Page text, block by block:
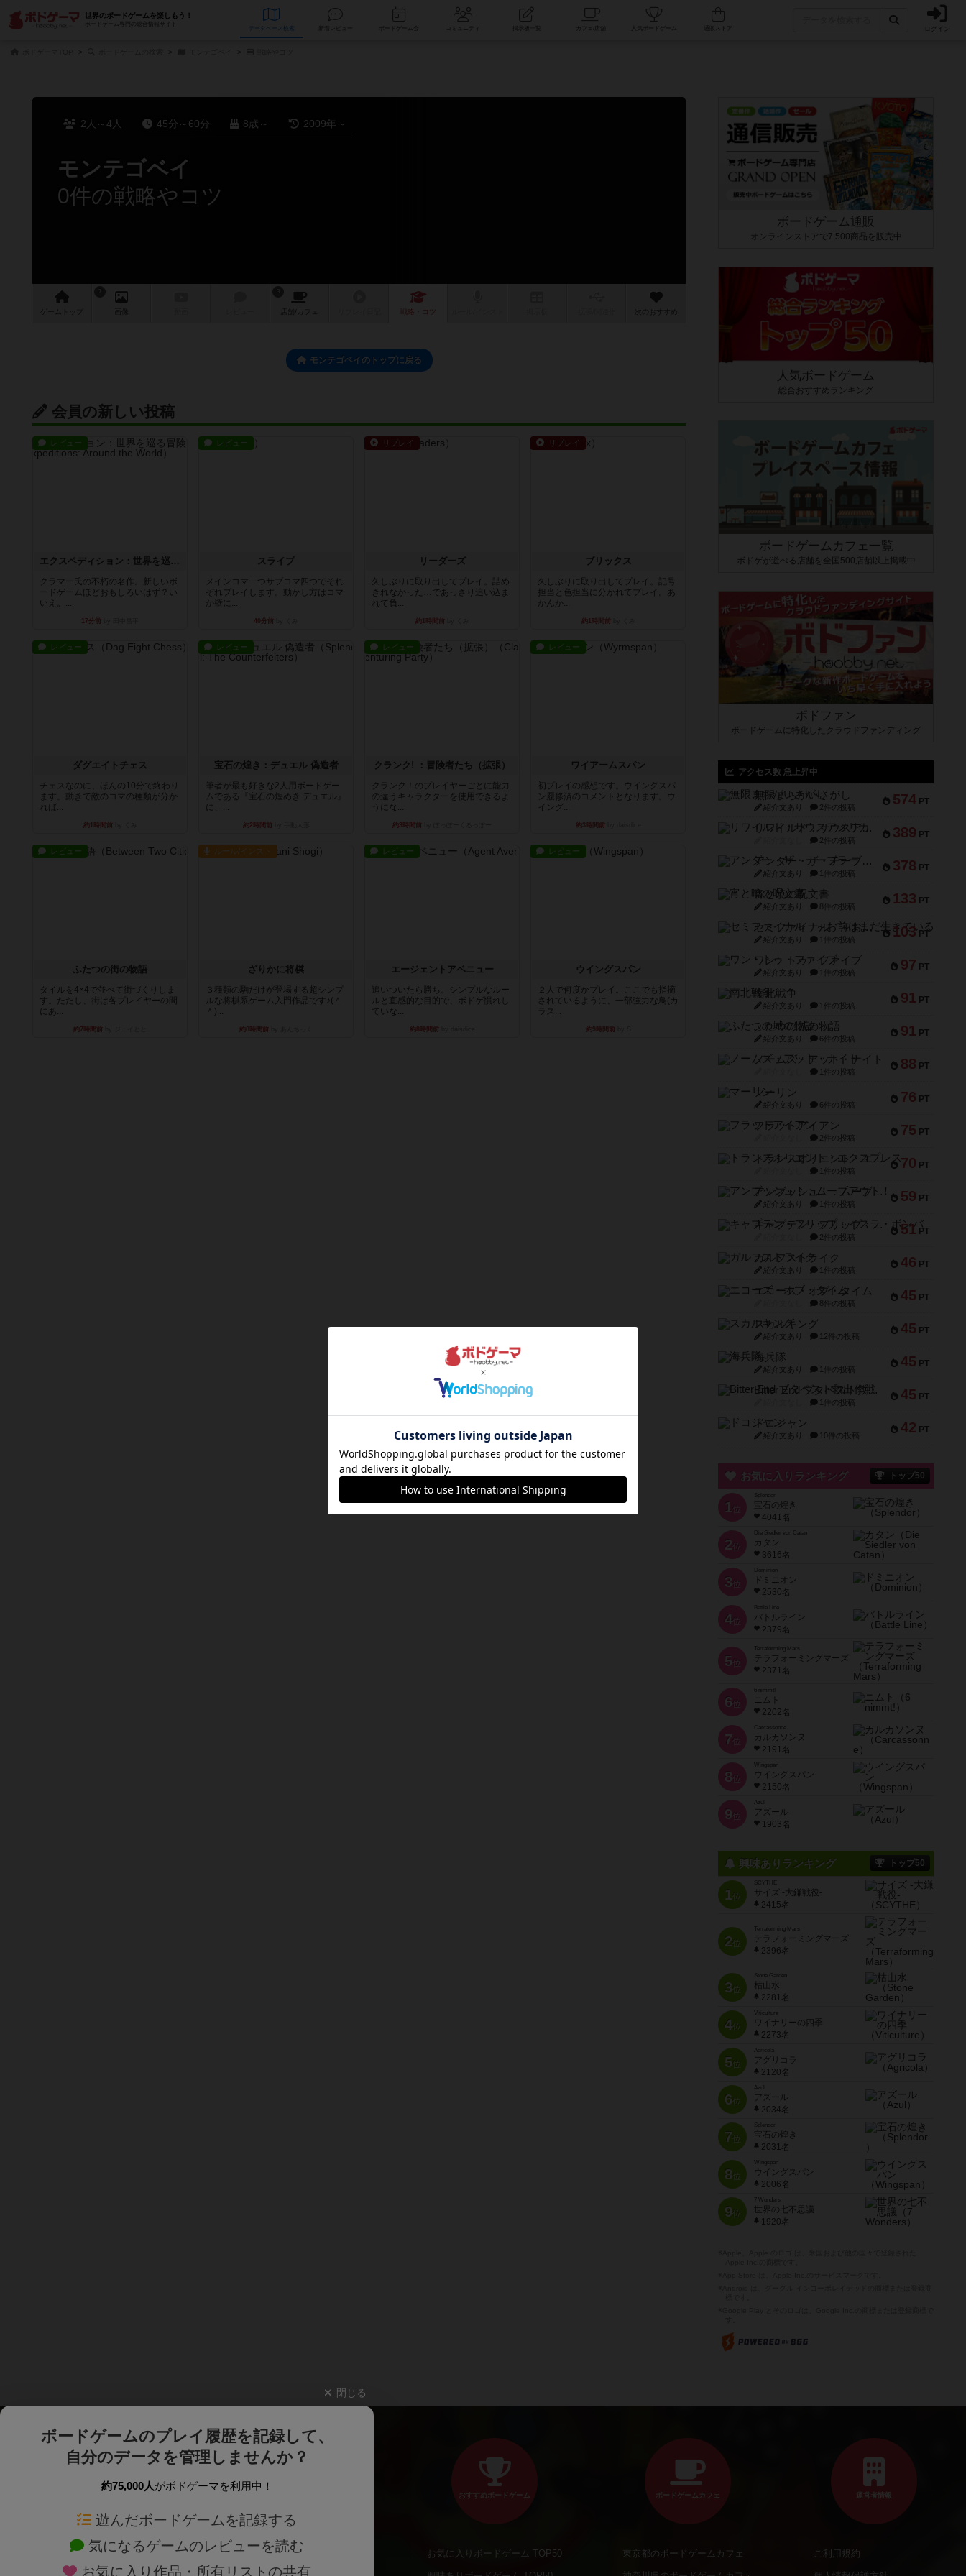
世界のボードゲームを楽しもう！
ボードゲーム専門の総合情報サイト
データベース コミュニティ 人気ボードゲーム ログイン
2人～4人 45分～60分 8歳～ 2009年～
モンテゴベイ
0件の戦略やコツ
ゲーム 画像 店舗/ カフェ 戦略 ・コツ 次のおすすめ
モンテゴベイのトップに戻る
会員の新しい投稿
レビュー
エクスペディション：世界を巡る冒険
クラマー氏の不朽の名作。新しいボ
ードゲームほどおもしろいはず？い
いえ。...
17分前
レビュー
スライプ
メインコマ一つサブコマ四つでそれ
ぞれプレイします。動かし方はコマ
か壁に...
40分前
リプレイ
リーダーズ
久しぶりに取り出してプレイ。詰め
きれなかった…であっさり追い込ま
れて負...
約1時間前
リプレイ
ブリックス
久しぶりに取り出してプレイ。記号
担当と色担当に分かれてプレイ。あ
かんか...
約1時間前
レビュー
ダグエイトチェス
チェスなのに、ほんの10分で終わり
ます。動きで敵のコマの種類が分か
れば...
約1時間前
レビュー
宝石の煌き：デュエル 偽造者
筆者が最も好きな2人用ボードゲー
ムである『宝石の煌めき デュエル』
に、...
約2時間前
レビュー
クランク! ：冒険者たち（拡張）
クランク！のプレイヤーごとに能力
の違うキャラクターを使用できるよ
うにな...
約3時間前
レビュー
ワイアームスパン
初プレイの感想です。ウイングスパ
ン履修済のコメントとなります。ウ
イング...
約3時間前
レビュー
ふたつの街の物語
タイルを4×4で並べて街づくりしま
す。ただし、街は各プレイヤーの間
にあ...
約7時間前
ルール/インスト
ざりかに将棋
３種類の駒だけが登場する超シンプ
ルな将棋系ゲーム入門作品です♪(＾
＾)...
約8時間前
レビュー
エージェントアベニュー
追いついたら勝ち。シンプルなルー
ルと直感的な目的で、ボドゲ慣れし
ていな...
約8時間前
レビュー
ウイングスパン
２人で何度かプレイ。ここでも指摘
されているように、一部強力な鳥(カ
ラス...
約9時間前
ボードゲーム通販
オンラインストアで7,500商品を販売中
人気ボードゲーム
総合おすすめランキング
ボードゲームカフェ一覧
ボドゲが遊べる店舗を全国500店舗以上掲載中
ボドファン
ボードゲームに特化したクラウドファンディング
アクセス数 急上昇中
574 PT
無限まちがいさがし
紹介文あり 2件の投稿
389 PT
リワイルド：サウスアメリカ
2件の投稿
378 PT
アンダー・ザ・テーブラー
紹介文あり 1件の投稿
133 PT
宵と暁の呪文書
紹介文あり 8件の投稿
103 PT
セミファイナル ～お前はまだ生きている～
紹介文あり 1件の投稿
97 PT
ワン・トゥ・ファイブ
紹介文あり 1件の投稿
91 PT
南北戦争
紹介文あり 1件の投稿
91 PT
ふたつの城の物語
紹介文あり 6件の投稿
88 PT
ノームズ・アット・ナイト
1件の投稿
76 PT
マーリン
紹介文あり 6件の投稿
75 PT
フラットアイアン
2件の投稿
70 PT
トランスオリエント・エクスプレス
1件の投稿
59 PT
アンブッシュ！：ムーブアウト！
紹介文あり 1件の投稿
51 PT
キャプテン・フリップ：イスラ・ボンバ
2件の投稿
46 PT
ガルフストライク
紹介文あり 1件の投稿
45 PT
エコーズ・オブ・タイム
8件の投稿
45 PT
スカルキング
紹介文あり 12件の投稿
45 PT
海兵隊
紹介文あり 1件の投稿
45 PT
Bitter End ブタペスト救出作戦
1件の投稿
42 PT
ドコジャン
紹介文あり 10件の投稿
お気に入りランキング トップ50
1 位
宝石の煌き
4041名
2 位
Die Siedler von Catan
カタン
3616名
3 位
ドミニオン
2530名
4位
Battle Line
バトルライン
2379名
5 位
Terraforming Mars
テラフォーミングマーズ
2371名
6 位
ニムト
2202名
7 位
Carcassonne
カルカソンヌ
2191名
8 位
Wingspan
ウイングスパン
2150名
9 位
Azul
アズール
1903名
興味ありランキング トップ50
1位
SCYTHE
サイズ -大鎌戦役-
2415名
2位
Terraforming Mars
テラフォーミングマーズ
2396名
3位
Stone Garden
枯山水
2281名
4位
Viticulture
ワイナリーの四季
2273名
5位
Agricola
アグリコラ
2120名
6位
Azul
アズール
2034名
7位
宝石の煌き
2031名
8位
Wingspan
ウイングスパン
2006名
9位
7 Wonders
世界の七不思議
1920名
閉じる
ボードゲームのプレイ履歴を記録して、
自分のデータを管理しませんか？
約75,000人がボドゲーマを利用中！
遊んだボードゲームを記録する
気になるゲームのレビューを読む
お気に入り作品・所有リストの共有
ボードゲームを検索する 新作・再入荷情報
おすすめボードゲーム
お気に入りボードゲーム TOP50
ボードゲームカフェ
東京都のボードゲームカフェ
運営者情報
ご利用規約